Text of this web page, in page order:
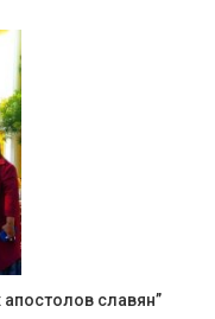
славян”